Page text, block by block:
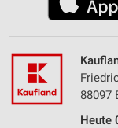
88097
Heute